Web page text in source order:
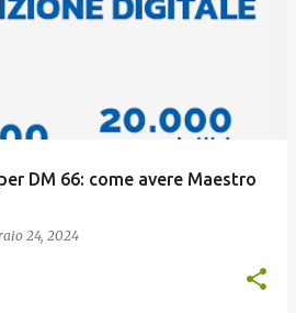
DM 66: come avere Maestro
24, 2024